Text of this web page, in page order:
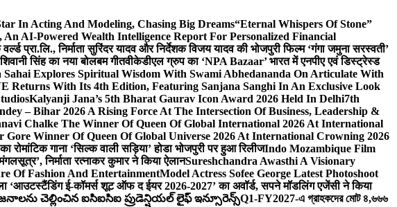
In Acting And Modeling, Chasing Big Dreams“Eternal Whispers Of Stone”
AI-Powered Wealth Intelligence Report For Personalized Financial
प्रा.लि., निर्माता सुरिंदर यादव और निर्देशक विजय यादव की भोजपुरी फिल्म ‘गंगा जमुना सरस्वती’
सिंह का नया बोलबम गीतवीकेडीएल ग्रुप का ‘NPA Bazaar’ भारत में एनपीए एवं डिस्ट्रेस्ड
Sahai Explores Spiritual Wisdom With Swami Abhedananda On Articulate With
Returns With Its 4th Edition, Featuring Sanjana Sanghi In An Exclusive Look
Kalyanji Jana’s 5th Bharat Gaurav Icon Award 2026 Held In Delhi7th
– Bihar 2026 A Rising Force At The Intersection Of Business, Leadership &
Chalke The Winner Of Queen Of Global International 2026 At International
Gore Winner Of Queen Of Global Universe 2026 At International Crowning 2026
रोमांटिक गाना ‘सिल्क वाली सड़िया’ होडा भोजपुरी पर हुआ रिलीजIndo Mozambique Film
निर्माता रत्नाकर कुमार ने किया ऐलानSureshchandra Awasthi A Visionary
Of Fashion And EntertainmentModel Actress Sofee George Latest Photoshoot
‘आउटस्टैंडिंग ई-कॉमर्स शूट ऑफ द ईयर 2026-2027’ का अवॉर्ड, सपने मॉडलिंग एजेंसी ने किया
చెల్లించిన ఐసిఐసిఐ ప్రుడెన్షియల్ లైఫ్ ఇన్సూరెన్స్Q1-FY2027-এ গ্রাহকদের মোট ৪,৬৬৬